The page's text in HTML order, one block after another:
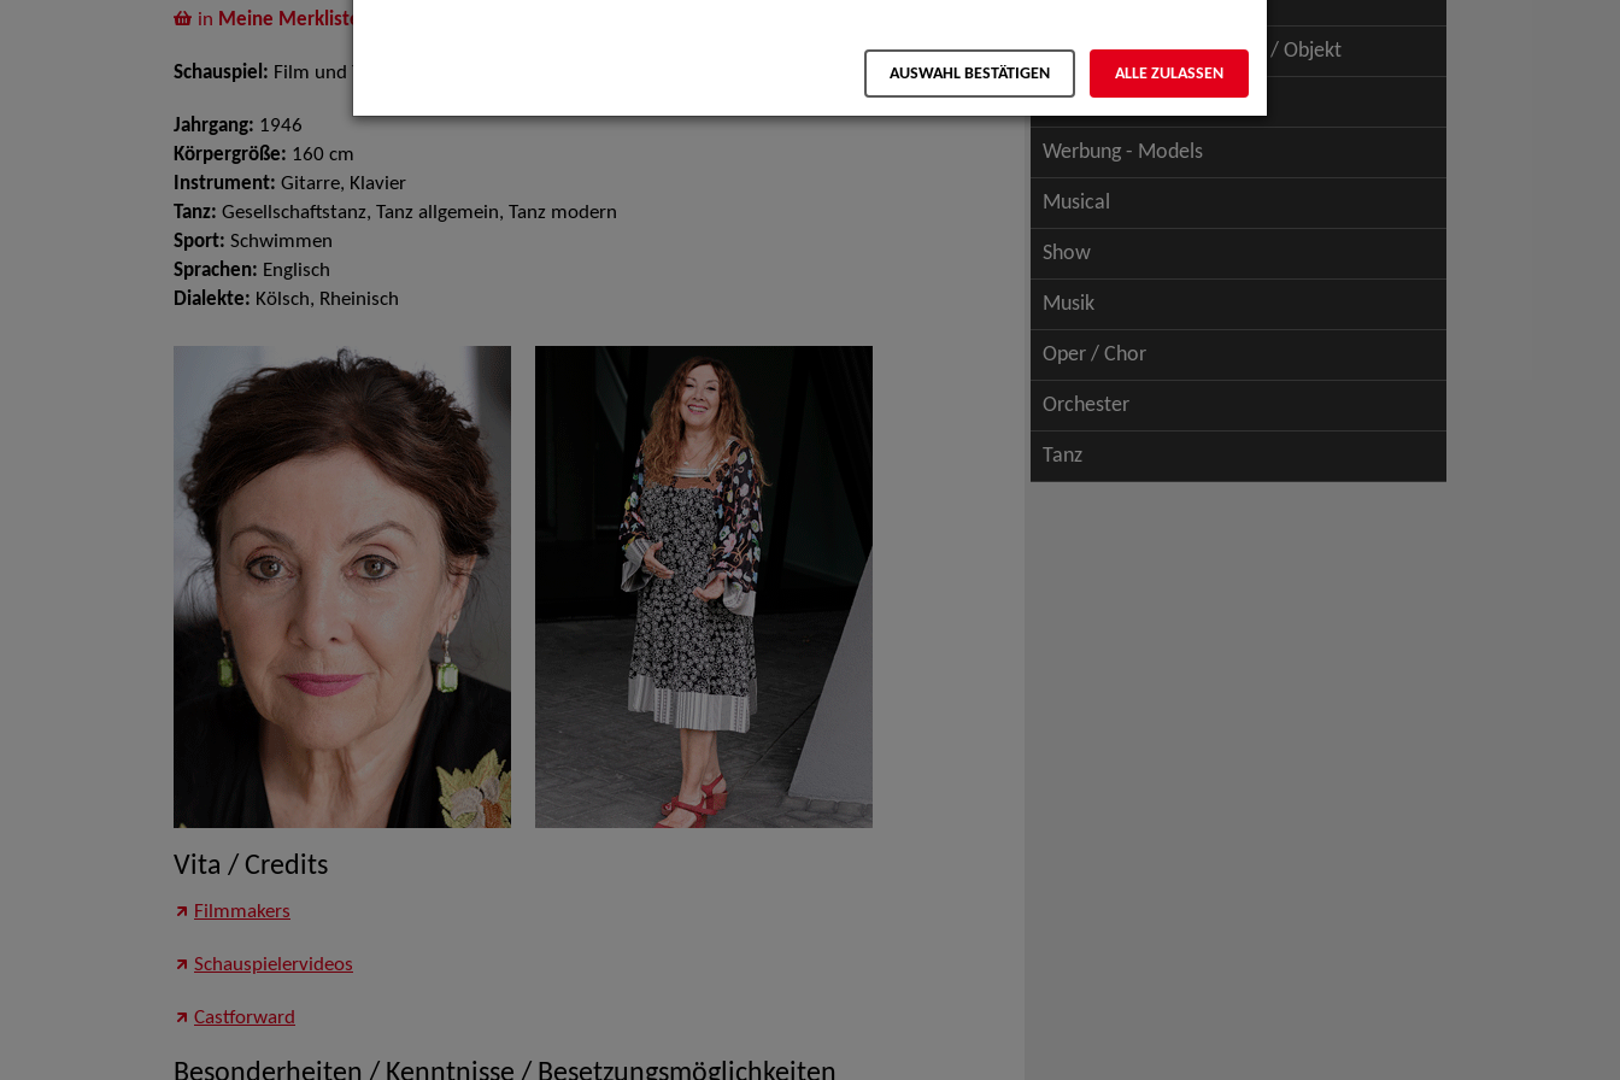
in Meine Merkliste
Schauspiel: Film und TV, Bühne
Jahrgang: 1946
Körpergröße: 160 cm
Instrument: Gitarre, Klavier
Tanz: Gesellschaftstanz, Tanz allgemein, Tanz modern
Sport: Schwimmen
Sprachen: Englisch
Dialekte: Kölsch, Rheinisch
Vita / Credits
Filmmakers
Schauspielervideos
Castforward
Besonderheiten / Kenntnisse / Besetzungsmöglichkeiten
Schauspiel - Figur / Puppe / Objekt
Werbung - Talents
Werbung - Models
Musical
Show
Musik
Oper / Chor
Orchester
Tanz
AUSWAHL BESTÄTIGEN ALLE ZULASSEN